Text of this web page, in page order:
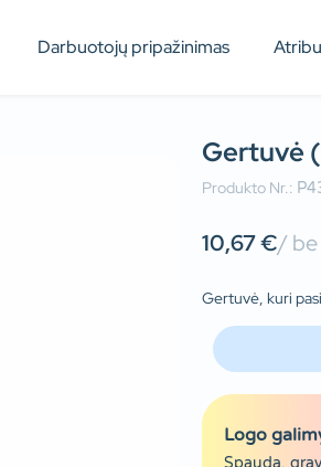
Darbuotojų pripažinimas
Gertuvė
Produkto Nr.:
10,67€/ be
Gertuvė, kuri
Logo